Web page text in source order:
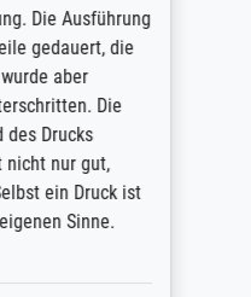
Die Ausführung
gedauert, die
aber
Die
des Drucks
nicht nur gut,
ein Druck ist
Sinne.